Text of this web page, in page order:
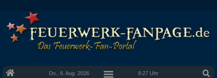
Do., 6. Aug. 2026 8:27 Uhr